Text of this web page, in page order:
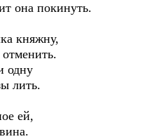
она покинуть.
княжну,
одну
лить.
ей,